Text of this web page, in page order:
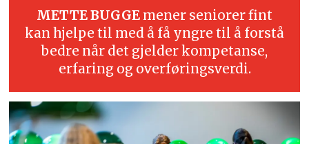
METTE BUGGE mener seniorer fint
kan hjelpe til med å få yngre til å forstå
bedre når det gjelder kompetanse,
erfaring og overføringsverdi.